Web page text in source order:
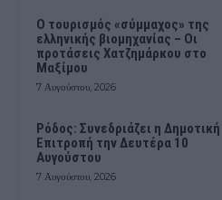
Ο τουρισμός «σύμμαχος» της
ελληνικής βιομηχανίας – Οι
προτάσεις Χατζημάρκου στο
Μαξίμου
7 Αυγούστου, 2026
Ρόδος: Συνεδριάζει η Δημοτική
Επιτροπή την Δευτέρα 10
Αυγούστου
7 Αυγούστου, 2026